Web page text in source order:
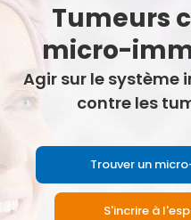
Tumeurs
micro-
Agir sur le
contre les
Trouver un
S'incrire à